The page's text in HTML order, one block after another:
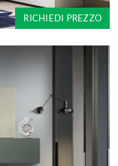
RICHIEDI PREZZO